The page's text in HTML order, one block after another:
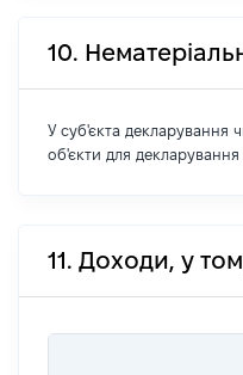
10.
У суб'єкта декларування
об'єкти для декларування
11. Доходи, у